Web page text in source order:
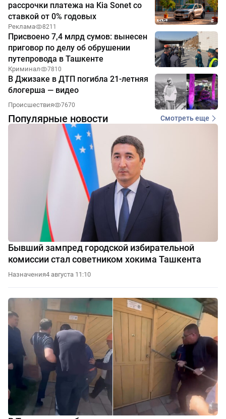
рассрочки платежа на Kia Sonet со
ставкой от 0% годовых
Реклама 8211
Присвоено 7,4 млрд сумов: вынесен
приговор по делу об обрушении
путепровода в Ташкенте
Криминал 7810
В Джизаке в ДТП погибла 21-летняя
блогерша — видео
Происшествия 7670
Популярные новости Смотреть еще
Бывший зампред городской избирательной
комиссии стал советником хокима Ташкента
Назначения4 августа 11:10